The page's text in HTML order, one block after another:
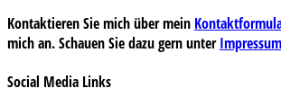
Kontaktieren Sie mich über mein
mich an. Schauen Sie dazu gern unterImpressum
Social Media Links